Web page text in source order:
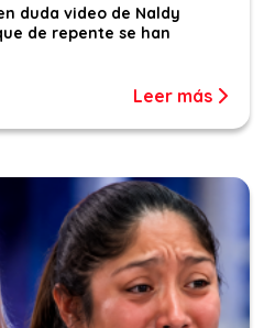
duda video de Naldy
de repente se han
Leer más